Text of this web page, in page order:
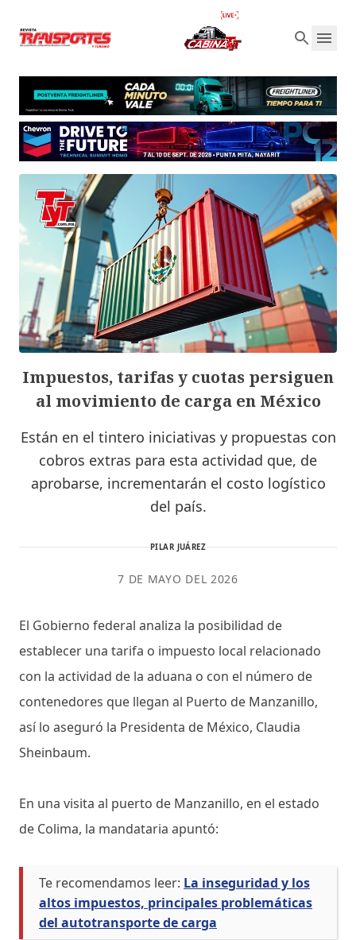
Impuestos, tarifas y cuotas persiguen
al movimiento de carga en México
Están en el tintero iniciativas y propuestas con
cobros extras para esta actividad que, de
aprobarse, incrementarán el costo logístico
del país.
PILAR JUÁREZ
7 DE MAYO DEL 2026
El Gobierno federal analiza la posibilidad de
establecer una tarifa o impuesto local relacionado
con la actividad de la aduana o con el número de
contenedores que llegan al Puerto de Manzanillo,
así lo aseguró la Presidenta de México, Claudia
Sheinbaum.
En una visita al puerto de Manzanillo, en el estado
de Colima, la mandataria apuntó:
Te recomendamos leer: La inseguridad y los
altos impuestos, principales problemáticas
del autotransporte de carga